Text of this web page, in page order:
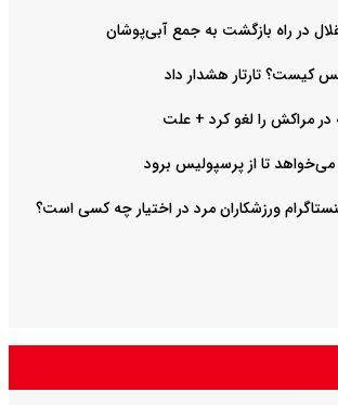
در راه بازگشت به جمع آبی‌پوشان
کیست؟ تارتار هشدار داد
در مراکش را لغو کرد + علت
ورزشکاران مرد در اختیار چه کسی است؟